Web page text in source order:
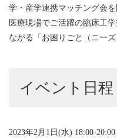
学・産学連携マッチング会を
医療現場でご活躍の臨床工
ながる「お困りごと（ニー
イベント日程
2023年2月1日(水) 18:00-20:00